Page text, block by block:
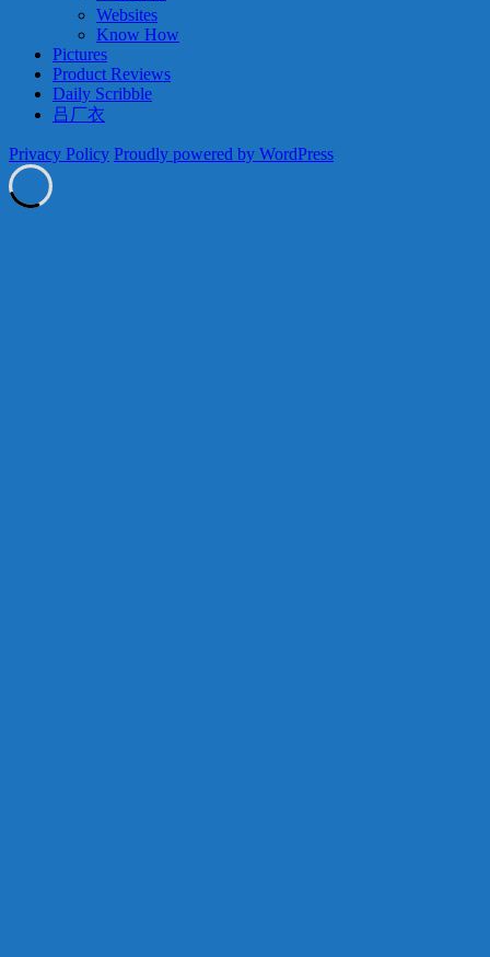
Websites
Know How
Pictures
Product Reviews
Daily Scribble
吕厂衣
Privacy Policy Proudly powered by WordPress